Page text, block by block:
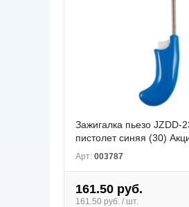
Зажигалка пьезо JZDD-
пистолет синяя (30)
Арт: 003787
161.50 руб.
161.50 руб. / шт.